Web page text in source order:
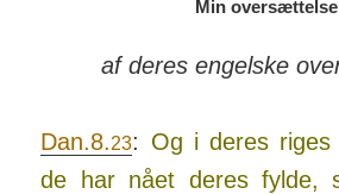
Min oversættelse
af deres engelske
Dan.8.23: Og i deres
de har nået deres fylde,